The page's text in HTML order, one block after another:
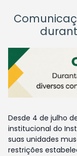
Desde 4 de julho
institucional do
suas unidades
restrições